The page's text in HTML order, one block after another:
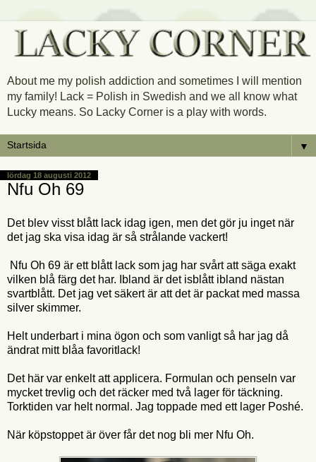
About me my polish addiction and sometimes I will mention
my family! Lack = Polish in Swedish and we all know what
Lucky means. So Lacky Corner is a play with words.
▼
lördag 18 augusti 2012
Nfu Oh 69
Det blev visst blått lack idag igen, men det gör ju inget när
det jag ska visa idag är så strålande vackert!
Nfu Oh 69 är ett blått lack som jag har svårt att säga exakt
vilken blå färg det har. Ibland är det isblått ibland nästan
svartblått. Det jag vet säkert är att det är packat med massa
silver skimmer.
Helt underbart i mina ögon och som vanligt så har jag då
ändrat mitt blåa favoritlack!
Det här var enkelt att applicera. Formulan och penseln var
mycket trevlig och det räcker med två lager för täckning.
Torktiden var helt normal. Jag toppade med ett lager Poshé.
När köpstoppet är över får det nog bli mer Nfu Oh.